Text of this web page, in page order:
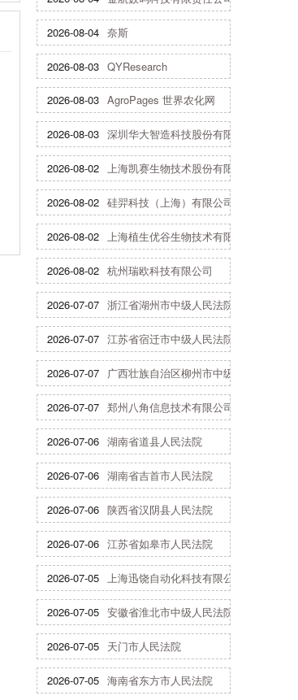
2026-08-04 奈斯
2026-08-03 QYResearch
2026-08-03 AgroPages 世界农化网
2026-08-03 深圳华大智造科技股份有限公司
2026-08-02 上海凯赛生物技术股份有限公司
2026-08-02 硅羿科技（上海）有限公司
2026-08-02 上海植生优谷生物技术有限公司
2026-08-02 杭州瑞欧科技有限公司
2026-07-07 浙江省湖州市中级人民法院
2026-07-07 江苏省宿迁市中级人民法院
2026-07-07 广西壮族自治区柳州市中级人民法院
2026-07-07 郑州八角信息技术有限公司
2026-07-06 湖南省道县人民法院
2026-07-06 湖南省吉首市人民法院
2026-07-06 陕西省汉阴县人民法院
2026-07-06 江苏省如皋市人民法院
2026-07-05 上海迅饶自动化科技有限公司
2026-07-05 安徽省淮北市中级人民法院
2026-07-05 天门市人民法院
2026-07-05 海南省东方市人民法院